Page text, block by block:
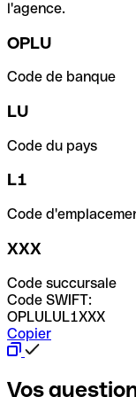
l'agence.
OPLU
Code de banque
LU
Code du pays
L1
Code
XXX
Code succursale
Code SWIFT:
OPLULUL1XXX
Copier
Vos